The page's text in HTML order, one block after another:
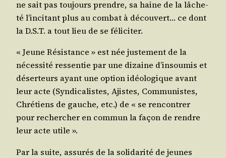
ne sait pas tou­jours prendre, sa haine de la lâche­
té l’in­ci­tant plus au com­bat à décou­vert… ce dont
la D.S.T. a tout lieu de se féliciter.
« Jeune Résis­tance » est née jus­te­ment de la
néces­si­té res­sen­tie par une dizaine d’in­sou­mis et
déser­teurs ayant une option idéo­lo­gique avant
leur acte (Syn­di­ca­listes, Ajistes, Com­mu­nistes,
Chré­tiens de gauche, etc.) de « se ren­con­trer
pour recher­cher en com­mun la façon de rendre
leur acte utile ».
Par la suite, assu­rés de la soli­da­ri­té de jeunes